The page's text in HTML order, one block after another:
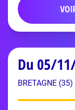
Du 05/
BRETAGNE (35)